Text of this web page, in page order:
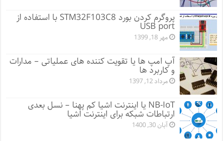
پروگرم کردن بورد STM32F103C8 با استفاده از
USB port
مهر 18, 1399
آپ امپ ها یا تقویت کننده های عملیاتی – مدارات
و کاربرد ها
مرداد 12, 1397
NB-IoT یا اینترنت اشیا کم پهنا – نسل بعدی
ارتباطات شبکه برای اینترنت اشیا
آبان 30, 1400